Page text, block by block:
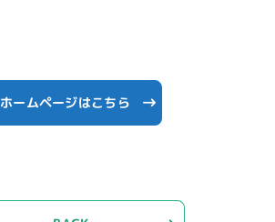
ホームページはこちら